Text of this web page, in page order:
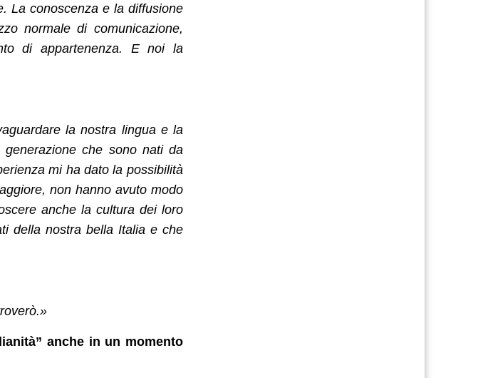
La conoscenza e la diffusione
normale di comunicazione,
di appartenenza. E noi la
la nostra lingua e la
che sono nati da
mi ha dato la possibilità
non hanno avuto modo
anche la cultura dei loro
della nostra bella Italia e che
anche in un momento